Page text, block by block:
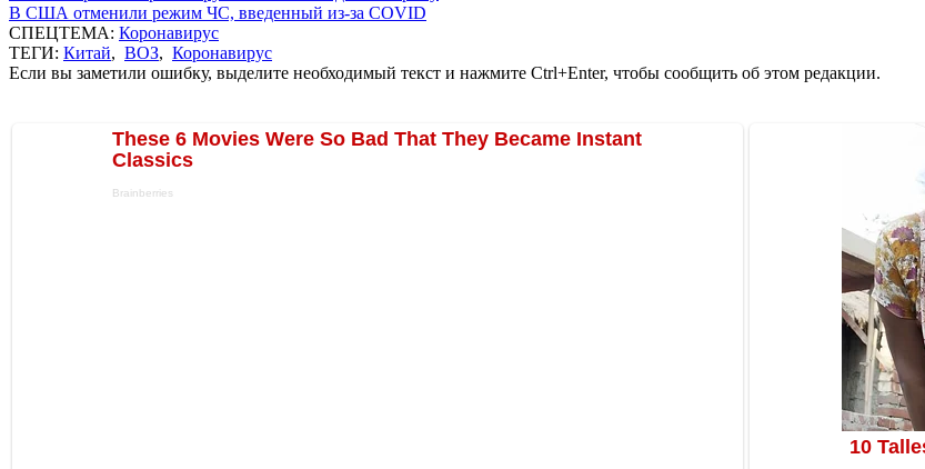
В США отменили режим ЧС, введенный из-за COVID
СПЕЦТЕМА: Коронавирус
ТЕГИ: Китай, ВОЗ, Коронавирус
Если вы заметили ошибку, выделите необходимый текст и нажмите Ctrl+Enter, чтобы сообщить об этом редакции.